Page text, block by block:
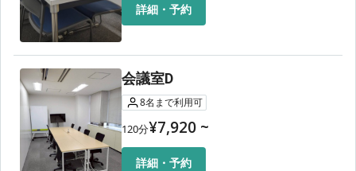
詳細・予約
会議室Ⅾ
8名 まで利用可
120分¥7,920 ~
詳細・予約